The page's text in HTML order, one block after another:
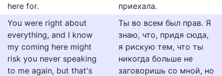
here for.
приехала.
You were right about
everything, and I know
my coming here might
risk you never speaking
to me again, but that's
Ты во всем был прав. Я
знаю, что, придя сюда,
я рискую тем, что ты
никогда больше не
заговоришь со мной, но